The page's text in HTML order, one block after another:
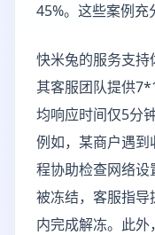
45%。这些案例充
快米兔的服务支持
其客服团队提供
均响应时间仅5分
例如，某商户遇
程协助检查网络
被冻结，客服指
内完成解冻。此